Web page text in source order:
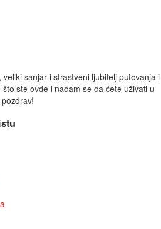
sanjar i strastveni ljubitelj putovanja i
ste ovde i nadam se da ćete uživati u